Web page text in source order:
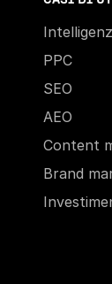
PPC
SEO
AEO
Content
Brand